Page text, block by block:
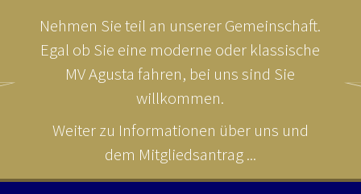
Nehmen Sie teil an unserer Gemeinschaft.
Egal ob Sie eine moderne oder klassische
MV Agusta fahren, bei uns sind Sie
willkommen.
Weiter zu Informationen über uns und
dem Mitgliedsantrag ...